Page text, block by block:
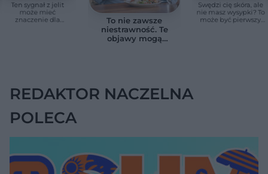
Ten sygnał z jelit
może mieć
znaczenie dla
To nie zawsze
niestrawność. Te
objawy mogą
Swędzi cię skóra, ale
nie masz wysypki? To
może być pierwszy
REDAKTOR NACZELNA
POLECA